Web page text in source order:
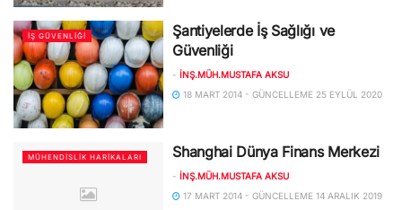
İŞ GÜVENLIĞI
Şantiyelerde İş Sağlığı ve
Güvenliği
- İNŞ.MÜH.MUSTAFA AKSU
18 MART 2014 - GÜNCELLEME 25 EYLÜL 2020
MÜHENDISLIK HARIKALARI Shanghai Dünya Finans Merkezi
- İNŞ.MÜH.MUSTAFA AKSU
17 MART 2014 - GÜNCELLEME 14 ARALIK 2019